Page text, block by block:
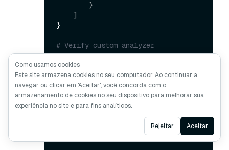
}
# Verify custom analyzer
configuration
sample_text =
flexible, customizable analyzers
for robust text processing."
result =
client.run_analyzer(sample_text,
"Custom analyzer output:"
,
Ask AI
Como usamos cookies
Este site armazena cookies no seu computador. Ao continuar a
navegar ou clicar em 'Aceitar', você concorda com o
armazenamento de cookies no seu dispositivo para melhorar sua
experiência no site e para fins analíticos.
Rejeitar Aceitar